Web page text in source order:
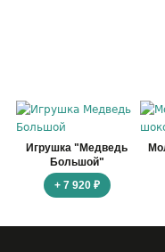
Игрушка "Медведь
Большой"
+ 7 920 ₽